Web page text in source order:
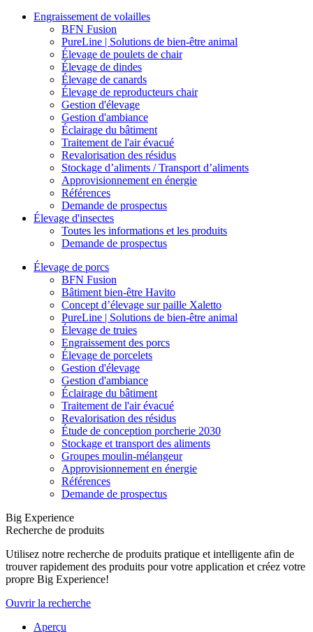
Engraissement de volailles
BFN Fusion
PureLine | Solutions de bien-être animal
Élevage de poulets de chair
Élevage de dindes
Élevage de canards
Élevage de reproducteurs chair
Gestion d'élevage
Gestion d'ambiance
Éclairage du bâtiment
Traitement de l'air évacué
Revalorisation des résidus
Stockage d’aliments / Transport d’aliments
Approvisionnement en énergie
Références
Demande de prospectus
Élevage d'insectes
Toutes les informations et les produits
Demande de prospectus
Élevage de porcs
BFN Fusion
Bâtiment bien-être Havito
Concept d’élevage sur paille Xaletto
PureLine | Solutions de bien-être animal
Élevage de truies
Engraissement des porcs
Élevage de porcelets
Gestion d'élevage
Gestion d'ambiance
Éclairage du bâtiment
Traitement de l'air évacué
Revalorisation des résidus
Étude de conception porcherie 2030
Stockage et transport des aliments
Groupes moulin-mélangeur
Approvisionnement en énergie
Références
Demande de prospectus
Big Experience
Recherche de produits
Utilisez notre recherche de produits pratique et intelligente afin de
trouver rapidement des produits pour votre application et créez votre
propre Big Experience!
Ouvrir la recherche
Aperçu